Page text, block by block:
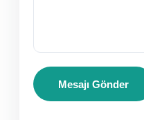
Mesajı Gönder